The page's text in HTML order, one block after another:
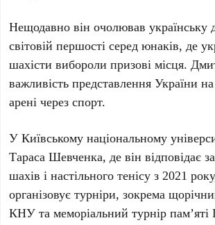
Нещодавно він очолював українську
світовій першості серед юнаків, де
шахісти вибороли призові місця.
важливість представлення України
арені через спорт.
У Київському національному
Тараса Шевченка, де він відповідає
шахів і настільного тенісу з2021 року
організовує турніри, зокрема
КНУ та меморіальний турнір пам’яті